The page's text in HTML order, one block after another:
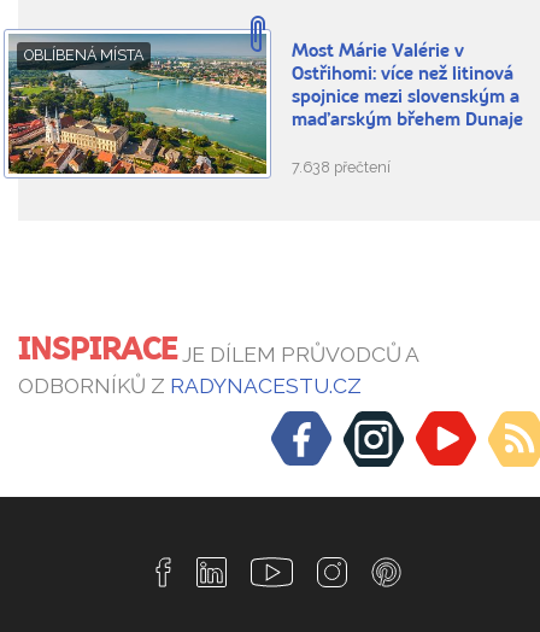
OBLÍBENÁ MÍSTA
Most Márie Valérie v
Ostřihomi: více než litinová
spojnice mezi slovenským a
maďarským břehem Dunaje
7.638 přečtení
INSPIRACEJE DÍLEM PRŮVODCŮ A
ODBORNÍKŮ Z RADYNACESTU.CZ